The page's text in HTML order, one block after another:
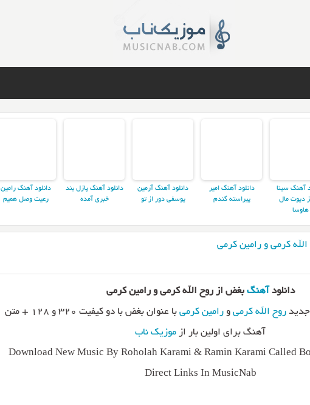
آهنگ سینا
دیوت مال
هاوسا
دانلود آهنگ امیر
پیراسته گندم
دانلود آهنگ آرمین
یوسفی دور از تو
دانلود آهنگ پازل بند
خبری آمده
دانلود آهنگ رامین
رعیت وصل همیم
کرمی و رامین کرمی
دانلود آهنگ بغض از روح الله کرمی و رامین کرمی
روح الله کرمی و رامین کرمی
با عنوان بغض با دو کیفیت ۳۲۰ و ۱۲۸ + متن
آهنگ برای اولین بار از موزیک ناب
Download New Music By Roholah Karami & Ramin Karami Called
Direct Links In MusicNab